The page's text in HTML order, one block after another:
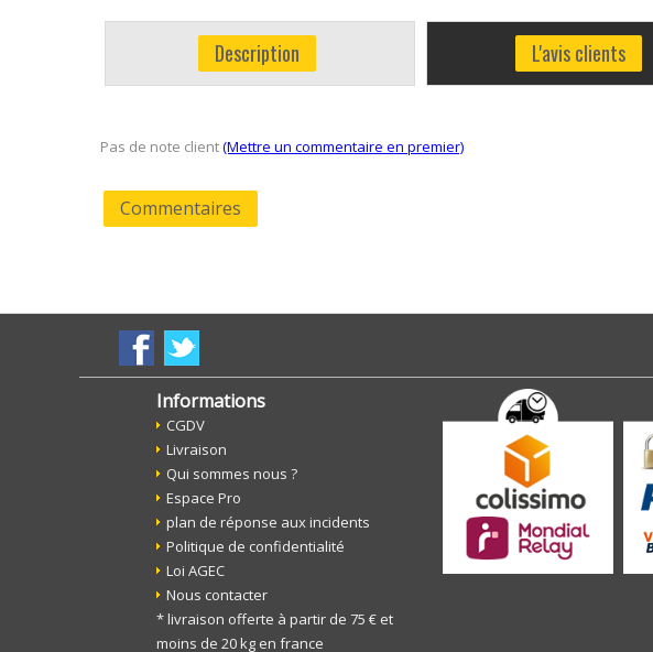
Description L'avis clients
Pas de note client(Mettre un commentaire en premier)
Commentaires
Informations
CGDV
Livraison
Qui sommes nous ?
Espace Pro
plan de réponse aux incidents
Politique de confidentialité
Loi AGEC
Nous contacter
* livraison offerte à partir de 75 € et
moins de 20 kg en france